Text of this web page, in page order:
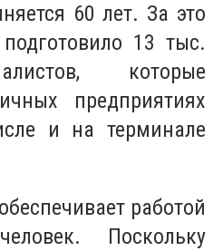
60 лет. За это
13 тыс.
которые
предприятиях
и на терминале
работой
Поскольку